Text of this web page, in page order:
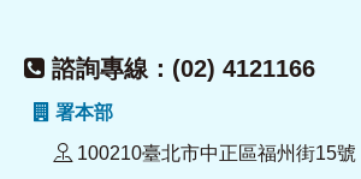
諮詢專線：(02) 4121166
署本部
100210臺北市中正區福州街15號